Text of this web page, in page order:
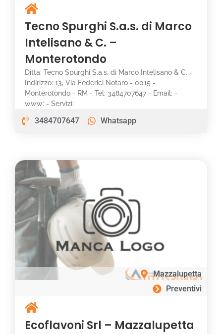
Tecno Spurghi S.a.s. di Marco
Intelisano & C. –
Monterotondo
Ditta: Tecno Spurghi S.a.s. di Marco Intelisano & C. -
Indirizzo: 13, Via Federici Notaro - 0015 -
Monterotondo - RM - Tel: 3484707647 - Email: -
www: - Servizi:
3484707647 Whatsapp
Mazzalupetta
Preventivi
Ecoflavoni Srl – Mazzalupetta